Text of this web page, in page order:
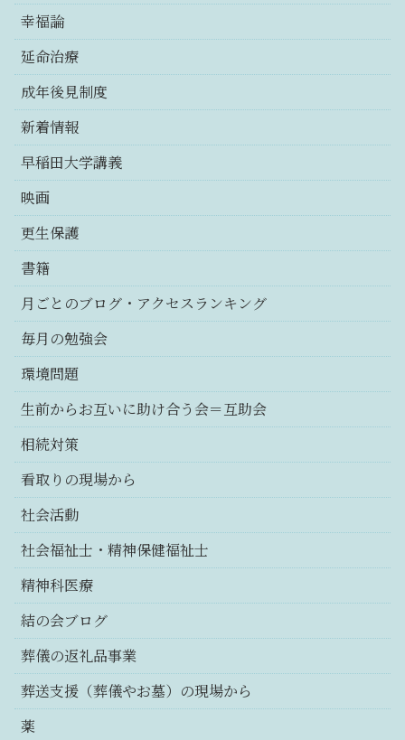
幸福論
延命治療
成年後見制度
新着情報
早稲田大学講義
映画
更生保護
書籍
月ごとのブログ・アクセスランキング
毎月の勉強会
環境問題
生前からお互いに助け合う会＝互助会
相続対策
看取りの現場から
社会活動
社会福祉士・精神保健福祉士
精神科医療
結の会ブログ
葬儀の返礼品事業
葬送支援（葬儀やお墓）の現場から
薬